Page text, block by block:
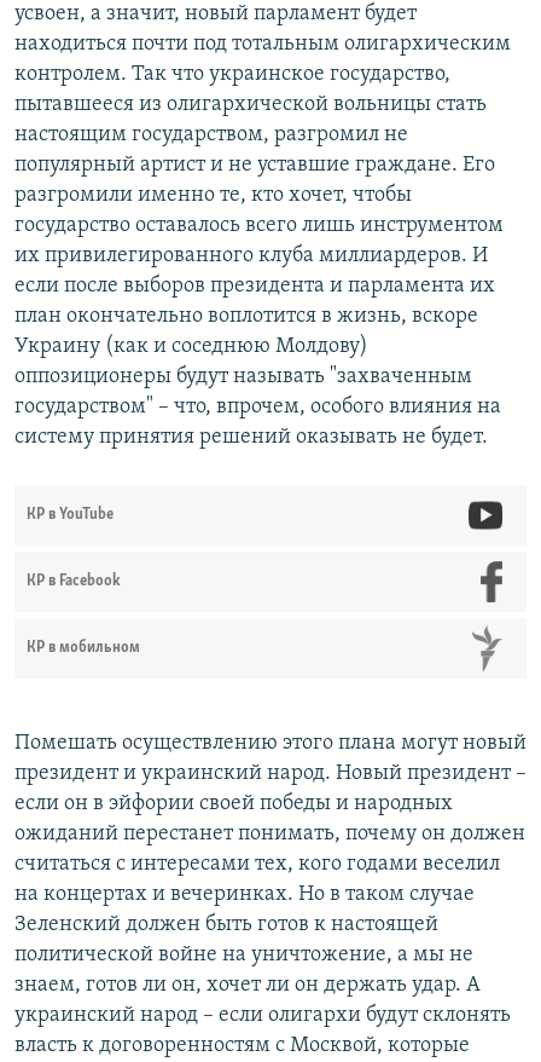
усвоен, а значит, новый парламент будет
находиться почти под тотальным олигархическим
контролем. Так что украинское государство,
пытавшееся из олигархической вольницы стать
настоящим государством, разгромил не
популярный артист и не уставшие граждане. Его
разгромили именно те, кто хочет, чтобы
государство оставалось всего лишь инструментом
их привилегированного клуба миллиардеров. И
если после выборов президента и парламента их
план окончательно воплотится в жизнь, вскоре
Украину (как и соседнюю Молдову)
оппозиционеры будут называть "захваченным
государством" – что, впрочем, особого влияния на
систему принятия решений оказывать не будет.
КР в YouTube
КР в Facebook
КР в мобильном
Помешать осуществлению этого плана могут новый
президент и украинский народ. Новый президент –
если он в эйфории своей победы и народных
ожиданий перестанет понимать, почему он должен
считаться с интересами тех, кого годами веселил
на концертах и вечеринках. Но в таком случае
Зеленский должен быть готов к настоящей
политической войне на уничтожение, а мы не
знаем, готов ли он, хочет ли он держать удар. А
украинский народ – если олигархи будут склонять
власть к договоренностям с Москвой, которые